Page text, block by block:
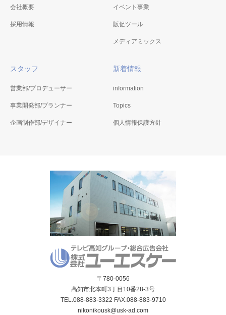
2021年4月 津野町
2020年9月 高知市商工振興課
会社概要
採用情報
イベント事業
販促ツール
メディアミックス
スタッフ
営業部/プロデューサー
事業開発部/プランナー
企画制作部/デザイナー
新着情報
information
Topics
個人情報保護方針
〒780-0056
高知市北本町3丁目10番28-3号
TEL.088-883-3322 FAX.088-883-9710
nikonikousk@usk-ad.com